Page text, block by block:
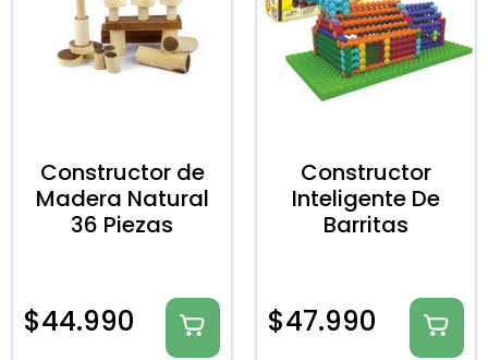
Constructor de
Madera Natural
36 Piezas
$44.990
Constructor
Inteligente De
Barritas
$47.990